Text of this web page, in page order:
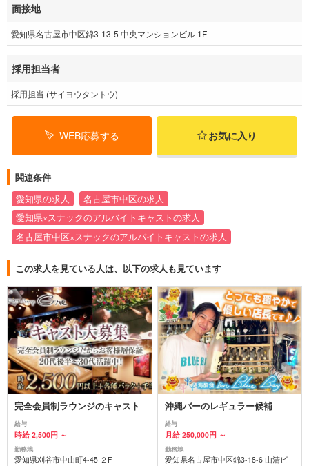
面接地
愛知県名古屋市中区錦3-13-5 中央マンションビル 1F
採用担当者
採用担当 (サイヨウタントウ)
WEB応募する お気に入り
関連条件
愛知県の求人
名古屋市中区の求人
愛知県×スナックのアルバイトキャストの求人
名古屋市中区×スナックのアルバイトキャストの求人
この求人を見ている人は、以下の求人も見ています
完全会員制ラウンジのキャスト
給与
時給 2,500円 ～
勤務地
愛知県刈谷市中山町4-45 ２F
沖縄バーのレギュラー候補
給与
月給 250,000円 ～
勤務地
愛知県名古屋市中区錦3-18-6 山清ビ